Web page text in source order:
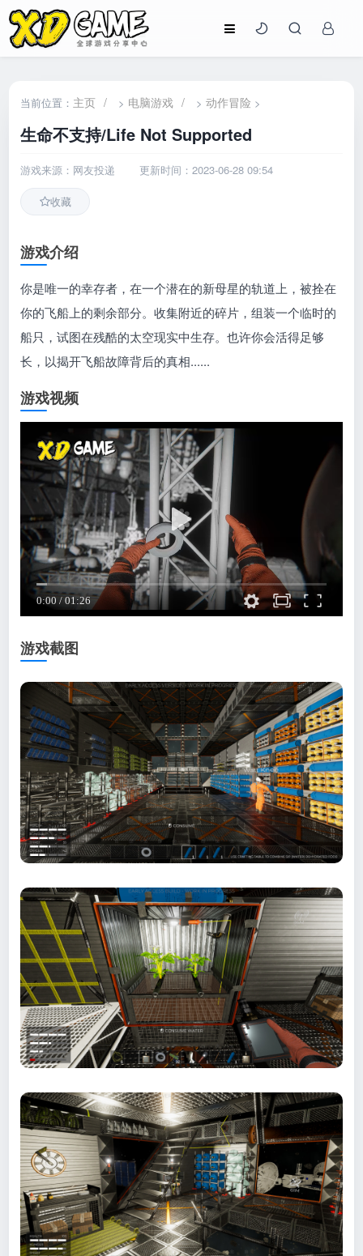
当前位置： 主页 / > 电脑游戏 / >动作冒险 >
生命不支持/Life Not Supported
游戏来源：网友投递 更新时间：2023-06-28 09:54
收藏
游戏介绍
你是唯一的幸存者，在一个潜在的新母星的轨道上，被拴在
你的飞船上的剩余部分。收集附近的碎片，组装一个临时的
船只，试图在残酷的太空现实中生存。也许你会活得足够
长，以揭开飞船故障背后的真相......
游戏视频
游戏截图